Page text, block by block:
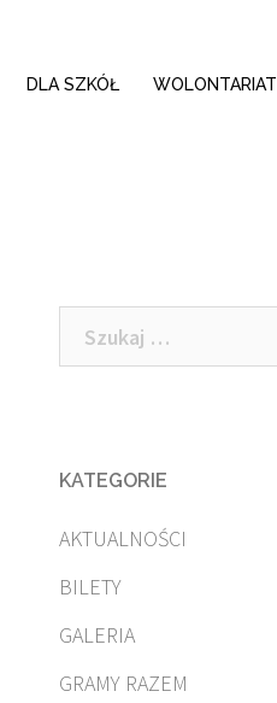
DLA SZKÓŁ WOLONTARIAT
Szukaj:
KATEGORIE
AKTUALNOŚCI
BILETY
GALERIA
GRAMY RAZEM